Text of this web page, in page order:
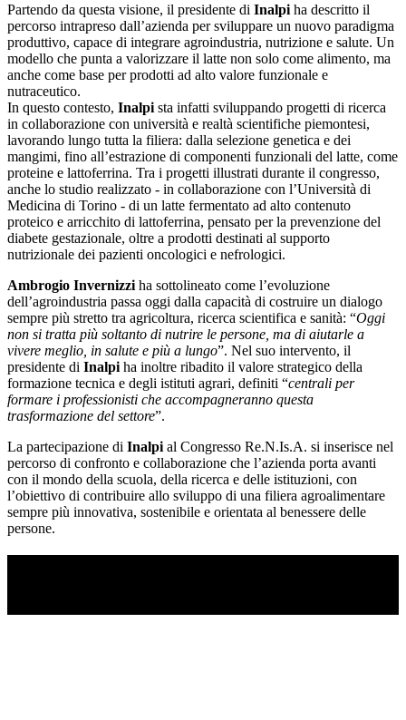
Partendo da questa visione, il presidente di Inalpi ha descritto il
percorso intrapreso dall’azienda per sviluppare un nuovo paradigma
produttivo, capace di integrare agroindustria, nutrizione e salute. Un
modello che punta a valorizzare il latte non solo come alimento, ma
anche come base per prodotti ad alto valore funzionale e
nutraceutico.
In questo contesto, Inalpi sta infatti sviluppando progetti di ricerca
in collaborazione con università e realtà scientifiche piemontesi,
lavorando lungo tutta la filiera: dalla selezione genetica e dei
mangimi, fino all’estrazione di componenti funzionali del latte, come
proteine e lattoferrina. Tra i progetti illustrati durante il congresso,
anche lo studio realizzato - in collaborazione con l’Università di
Medicina di Torino - di un latte fermentato ad alto contenuto
proteico e arricchito di lattoferrina, pensato per la prevenzione del
diabete gestazionale, oltre a prodotti destinati al supporto
nutrizionale dei pazienti oncologici e nefrologici.
Ambrogio Invernizzi ha sottolineato come l’evoluzione
dell’agroindustria passa oggi dalla capacità di costruire un dialogo
sempre più stretto tra agricoltura, ricerca scientifica e sanità: “Oggi
non si tratta più soltanto di nutrire le persone, ma di aiutarle a
vivere meglio, in salute e più a lungo”. Nel suo intervento, il
presidente di Inalpi ha inoltre ribadito il valore strategico della
formazione tecnica e degli istituti agrari, definiti “centrali per
formare i professionisti che accompagneranno questa
trasformazione del settore”.
La partecipazione di Inalpi al Congresso Re.N.Is.A. si inserisce nel
percorso di confronto e collaborazione che l’azienda porta avanti
con il mondo della scuola, della ricerca e delle istituzioni, con
l’obiettivo di contribuire allo sviluppo di una filiera agroalimentare
sempre più innovativa, sostenibile e orientata al benessere delle
persone.